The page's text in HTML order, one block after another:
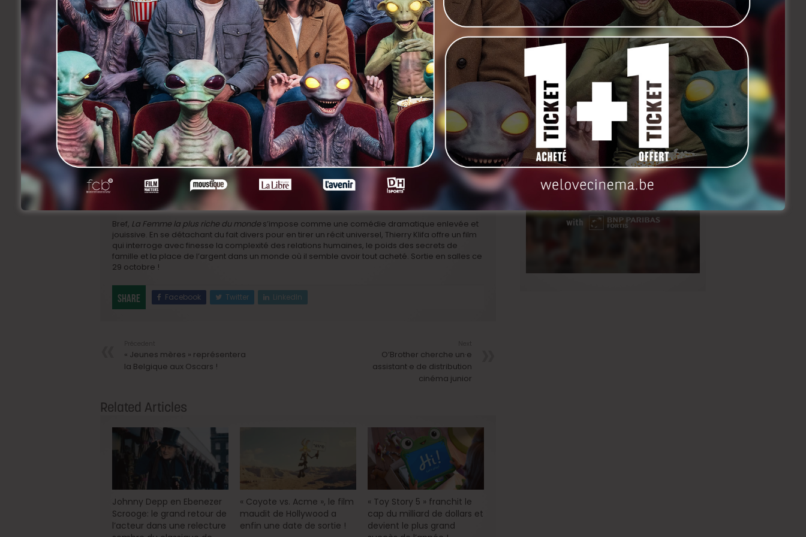
Le film repose en grande partie sur l’interprétation de son trio d’acteurs principaux. Isabelle
Huppert, en Marianne Farrère, est magistrale. Elle alterne entre une froideur calculée et une
vulnérabilité touchante, incarnant parfaitement cette femme qui redécouvre le goût d’aimer.
Laurent Lafitte, en séducteur opportuniste, apporte une tension constante à l’écran, tandis que
Marina Foïs livre une performance tout en retenue et en subtilité, loin de ses rôles comiques
Bref, La Femme la plus riche du monde s’impose comme une comédie dramatique enlevée et
jouissive. En se détachant du fait divers pour en tirer un récit universel, Thierry Klifa offre un film
qui interroge avec finesse la complexité des relations humaines, le poids des secrets de
famille et la place de l’argent dans un monde où il semble avoir tout acheté. Sortie en salles ce
29 octobre !
Share Facebook Twitter LinkedIn
« Jeunes mères » représentera
la Belgique aux Oscars !
O’Brother cherche un·e
assistant·e de distribution
cinéma junior
Related Articles
Johnny Depp en Ebenezer
Scrooge: le grand retour de
l’acteur dans une relecture
« Coyote vs. Acme », le film
maudit de Hollywood a
enfin une date de sortie !
« Toy Story 5 » franchit le
cap du milliard de dollars et
devient le plus grand